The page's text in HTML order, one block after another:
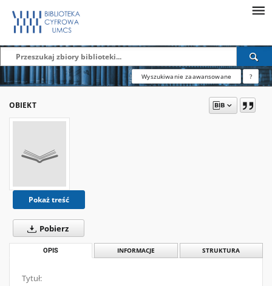
Wyszukiwanie zaawansowane ?
OBIEKT
Pokaż treść
Pobierz
OPIS INFORMACJE STRUKTURA
Tytuł: